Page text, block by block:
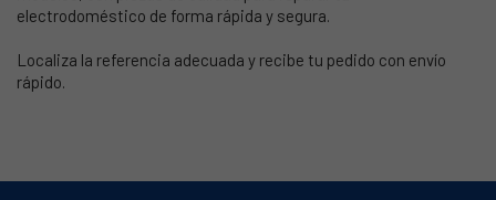
electrodoméstico de forma rápida y segura.
Localiza la referencia adecuada y recibe tu pedido con envío
rápido.